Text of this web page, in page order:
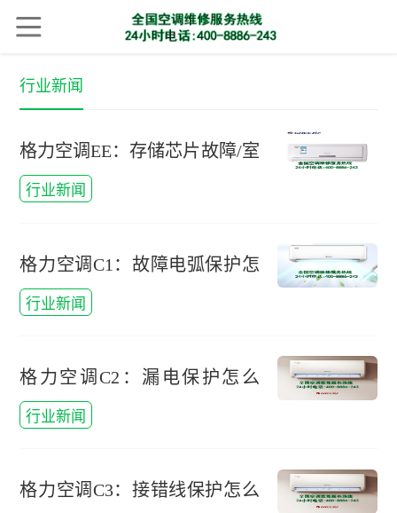
行业新闻
格力空调EE：存储芯片故障/室
内PCB板故障怎么办，格力空
行业新闻
格力空调C1：故障电弧保护怎
么办，格力空调故障代码c2怎
行业新闻
格力空调C2：漏电保护怎么
办，格力空调c2:漏电保护怎么
行业新闻
格力空调C3：接错线保护怎么